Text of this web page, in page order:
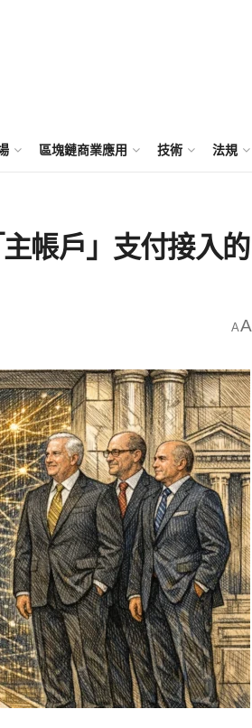
區塊鏈商業應用 技術 法規
帳戶」支付接入的
AA